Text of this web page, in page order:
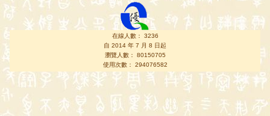
在線人數： 3236
自 2014 年 7 月 8 日起
瀏覽人數： 80150705
使用次數： 294076582